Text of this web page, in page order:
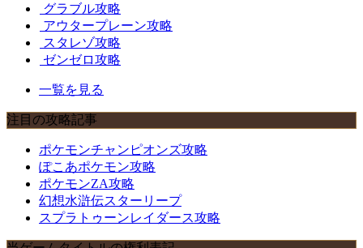
グラブル攻略
アウタープレーン攻略
スタレゾ攻略
ゼンゼロ攻略
一覧を見る
注目の攻略記事
ポケモンチャンピオンズ攻略
ぽこあポケモン攻略
ポケモンZA攻略
幻想水滸伝スターリープ
スプラトゥーンレイダース攻略